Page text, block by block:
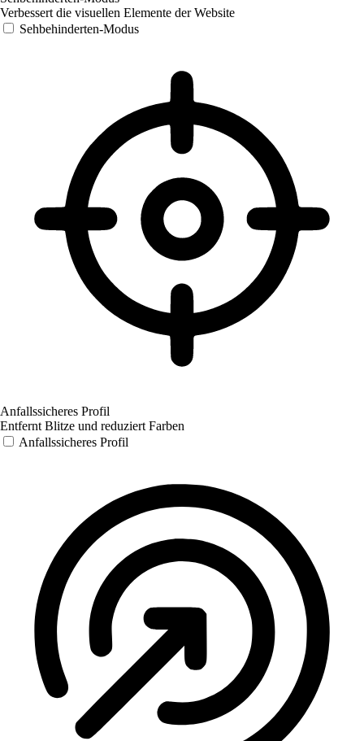
Verbessert die visuellen Elemente der Website
Sehbehinderten-Modus
Anfallssicheres Profil
Entfernt Blitze und reduziert Farben
Anfallssicheres Profil